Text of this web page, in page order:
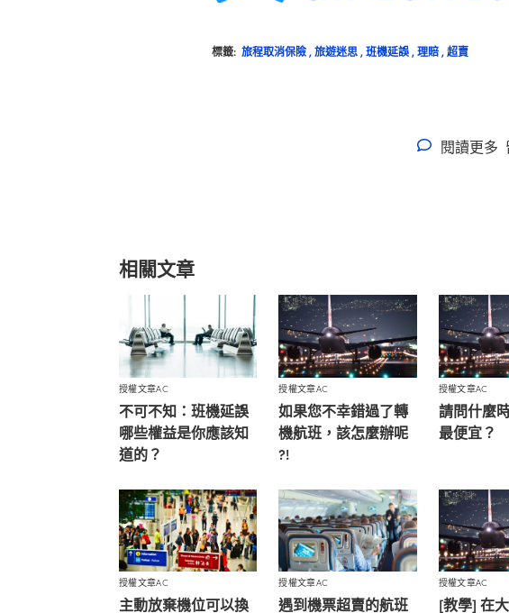
標籤: 旅程取消保險 ,旅遊迷思 ,班機延誤 ,理賠 ,超賣
閱讀更多
相關文章
授權文章AC
不可不知：班機延誤
哪些權益是你應該知
道的？
授權文章AC
如果您不幸錯過了轉
機航班，該怎麼辦呢
?!
授權文章AC
請問什麼
最便宜？
授權文章AC
主動放棄機位可以換
授權文章AC
遇到機票超賣的航班
授權文章AC
[教學] 在